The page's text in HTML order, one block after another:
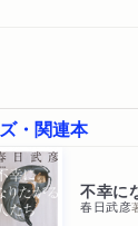
・関連本
不幸に
春日武彦